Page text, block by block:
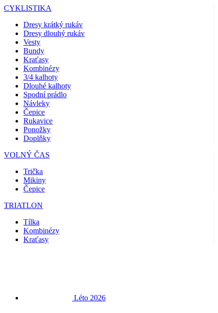
CYKLISTIKA
Dresy krátký rukáv
Dresy dlouhý rukáv
Vesty
Bundy
Kraťasy
Kombinézy
3/4 kalhoty
Dlouhé kalhoty
Spodní prádlo
Návleky
Čepice
Rukavice
Ponožky
Doplňky
VOLNÝ ČAS
Trička
Mikiny
Čepice
TRIATLON
Tílka
Kombinézy
Kraťasy
Léto 2026